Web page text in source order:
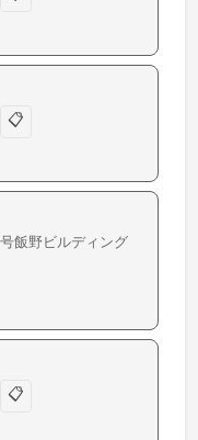
📋
飯野ビルディング
📋